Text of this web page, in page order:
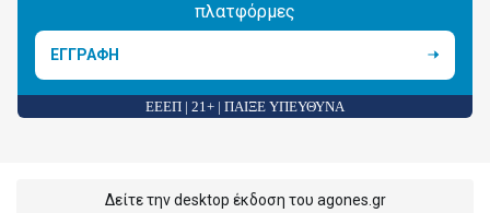
πλατφόρμες
ΕΓΓΡΑΦΗ
ΕΕΕΠ | 21+ | ΠΑΙΞΕ ΥΠΕΥΘΥΝΑ
Δείτε την desktop έκδοση του agones.gr